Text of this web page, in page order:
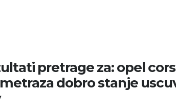
pretrage za: opel
dobro stanje